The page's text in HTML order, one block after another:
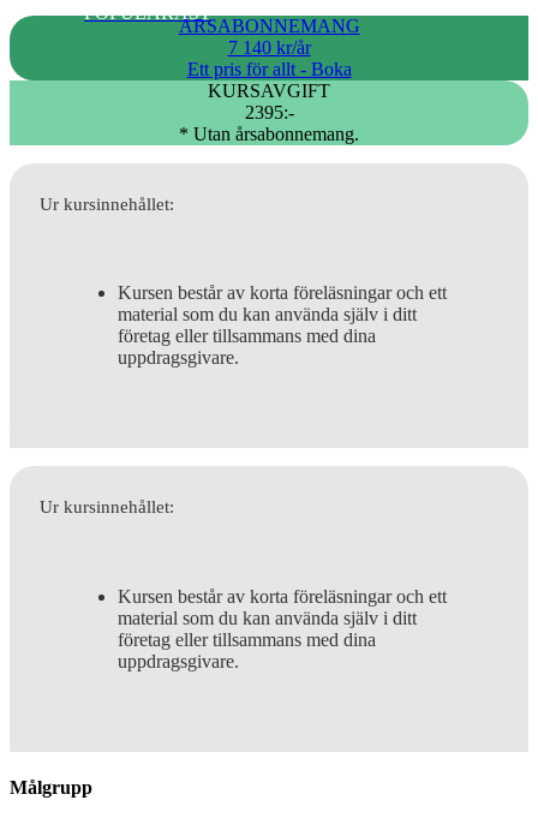
POPULÄRAST
ÅRSABONNEMANG
7 140 kr/år
Ett pris för allt - Boka
KURSAVGIFT
2395:-
* Utan årsabonnemang.
Ur kursinnehållet:
Kursen består av korta föreläsningar och ett
material som du kan använda själv i ditt
företag eller tillsammans med dina
uppdragsgivare.
Ur kursinnehållet:
Kursen består av korta föreläsningar och ett
material som du kan använda själv i ditt
företag eller tillsammans med dina
uppdragsgivare.
Målgrupp